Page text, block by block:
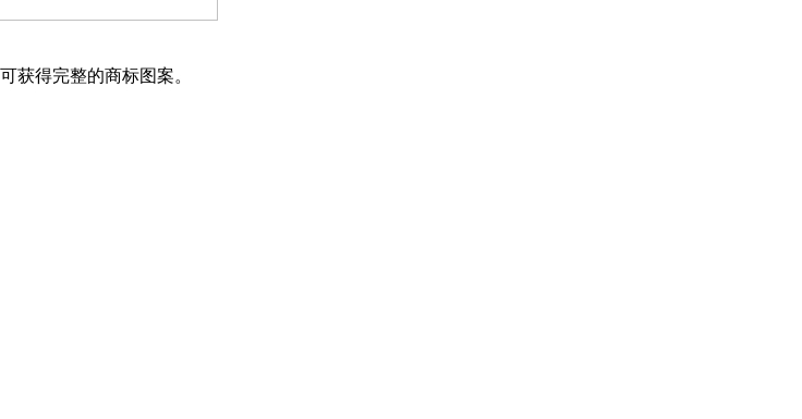
得完整的商标图案。